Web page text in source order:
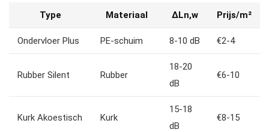
Type Materiaal ΔLn,w Prijs/m²
Ondervloer Plus PE-schuim 8-10 dB €2-4
Rubber Silent Rubber
18-20
dB
€6-10
Kurk Akoestisch Kurk
15-18
dB
€8-15